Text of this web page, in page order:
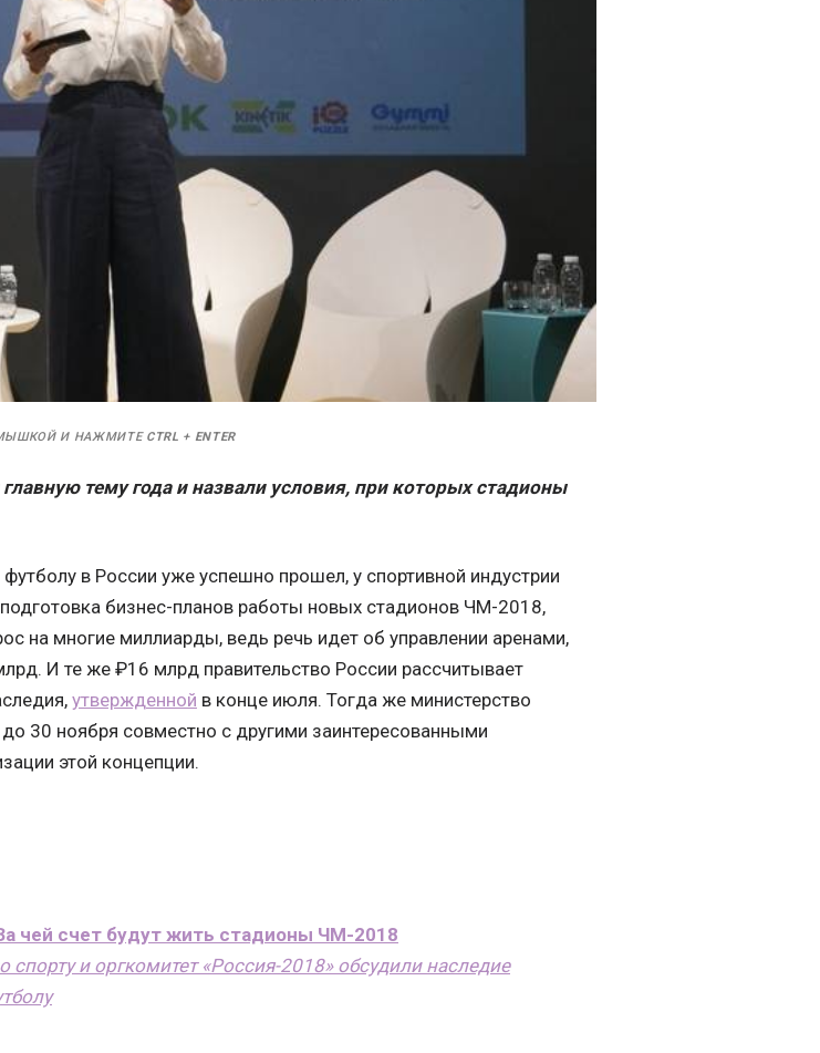
И НАЖМИТЕ CTRL + ENTER
тему года и назвали условия, при которых стадионы
в России уже успешно прошел, у спортивной индустрии
бизнес-планов работы новых стадионов ЧМ-2018,
на многие миллиарды, ведь речь идет об управлении аренами,
И те же ₽16 млрд правительство России рассчитывает
утвержденной в конце июля. Тогда же министерство
30 ноября совместно с другими заинтересованными
этой концепции.
чей счет будут жить стадионы ЧМ-2018
спорту и оргкомитет «Россия-2018» обсудили наследие